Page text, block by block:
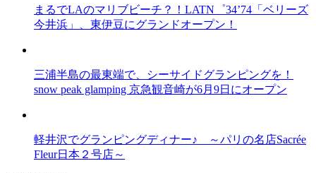
まるでLAのマリブビーチ？！LATN゜34’74「ベリーズ
今井浜」、東伊豆にグランドオープン！
三浦半島の最東端で、シーサイドグランピングを！
snow peak glamping 京急観音崎が6月9日にオープン
軽井沢でグランピングディナー♪ ～パリの名店Sacrée
Fleur日本２号店～